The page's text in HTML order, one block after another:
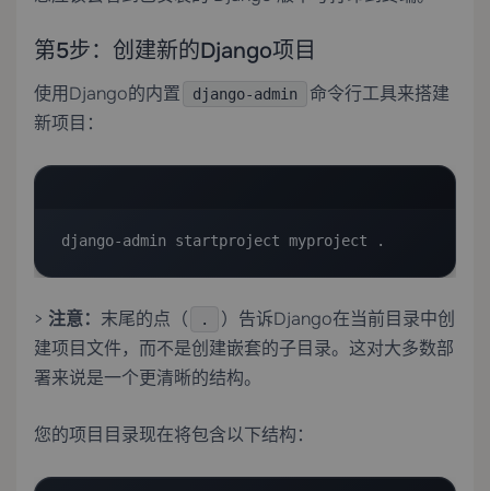
第5步：创建新的Django项目
使用Django的内置 django-admin
命令行工具来搭建
新项目：
django-admin startproject myproject .
> 注意： 末尾的点（ .
）告诉Django在当前目录中创
建项目文件，而不是创建嵌套的子目录。这对大多数部
署来说是一个更清晰的结构。
您的项目目录现在将包含以下结构：